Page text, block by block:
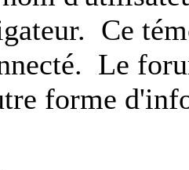
Ce
Le
forme